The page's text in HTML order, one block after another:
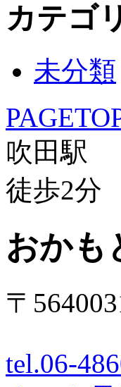
カテゴ
未分類
吹田駅
徒歩2分
おかも
〒
tel.06-